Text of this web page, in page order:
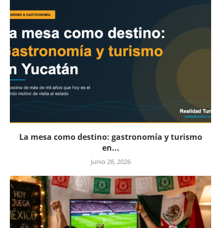
La mesa como destino: gastronomía y turismo
en...
junio 28, 2026